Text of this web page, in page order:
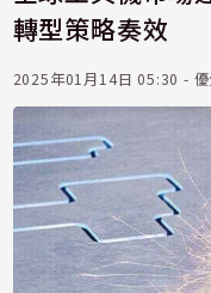
轉型策略奏效
2025年01月14日 05:30 - 優